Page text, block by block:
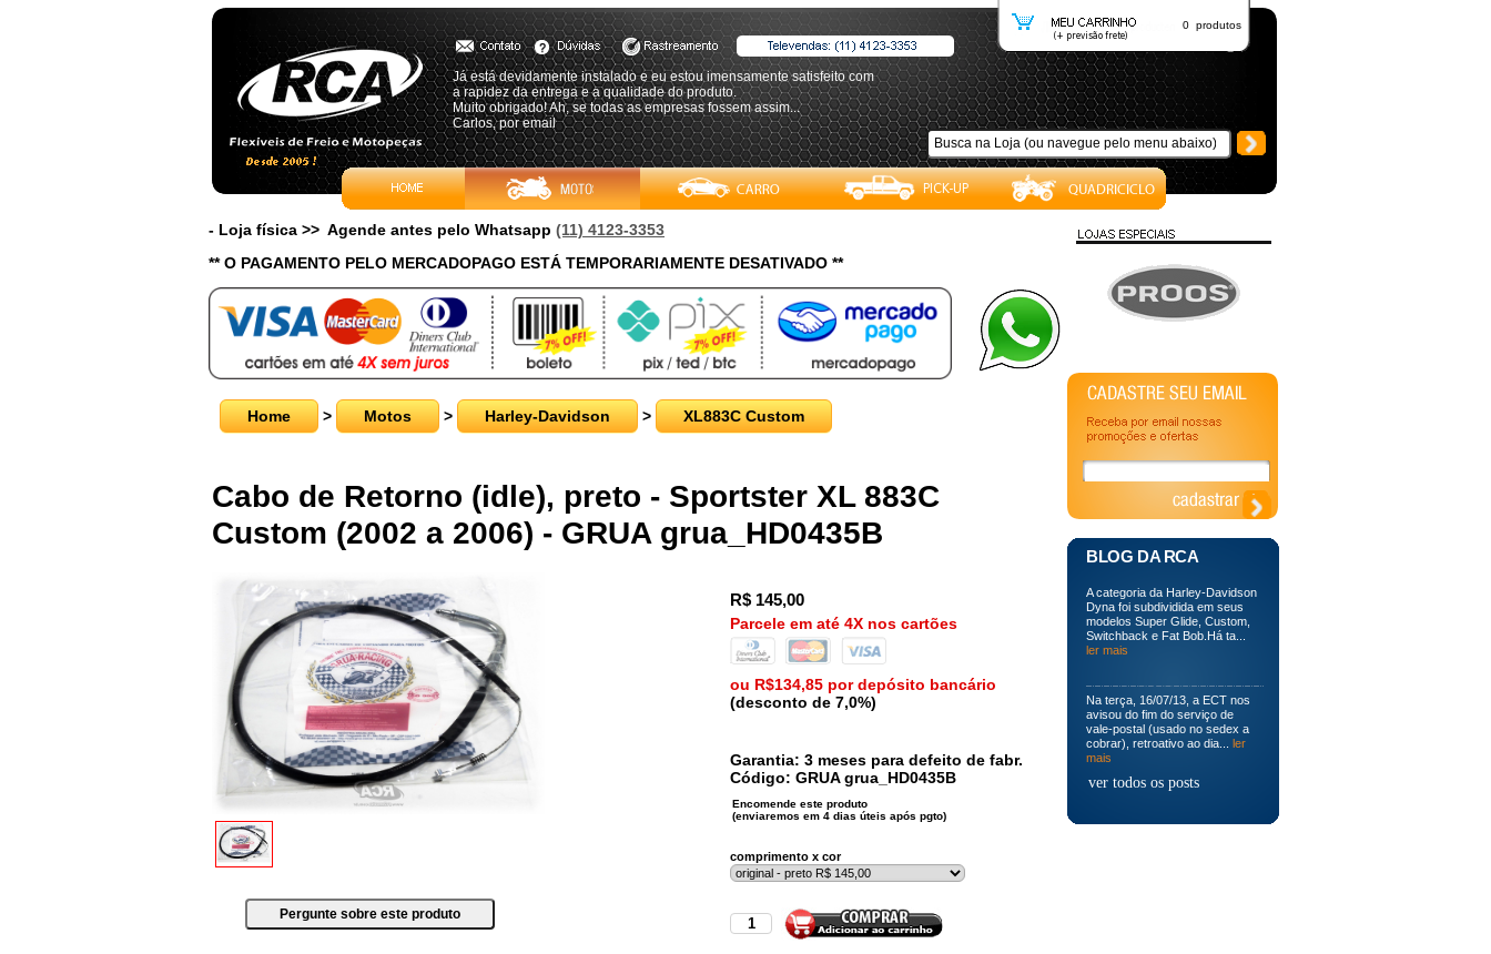
0 produtos
Já está devidamente instalado e eu estou imensamente satisfeito com
a rapidez da entrega e a qualidade do produto.
Muito obrigado! Ah, se todas as empresas fossem assim...
Carlos, por email
- Loja física >> Agende antes pelo Whatsapp (11) 4123-3353
** O PAGAMENTO PELO MERCADOPAGO ESTÁ TEMPORARIAMENTE DESATIVADO **
Home > Motos > Harley-Davidson > XL883C Custom
Cabo de Retorno (idle), preto - Sportster XL 883C
Custom (2002 a 2006) - GRUA grua_HD0435B
R$ 145,00
Parcele em até 4X nos cartões
ou R$134,85 por depósito bancário
(desconto de 7,0%)
Garantia: 3 meses para defeito de fabr.
Código:GRUAgrua_HD0435B
comprimento x cor
BLOG DA RCA
A categoria da Harley-Davidson
Dyna foi subdividida em seus
modelos Super Glide, Custom,
Switchback e Fat Bob.Há ta...
ler mais
Na terça, 16/07/13, a ECT nos
avisou do fim do serviço de
vale-postal (usado no sedex a
cobrar), retroativo ao dia... ler
mais
ver todos os posts